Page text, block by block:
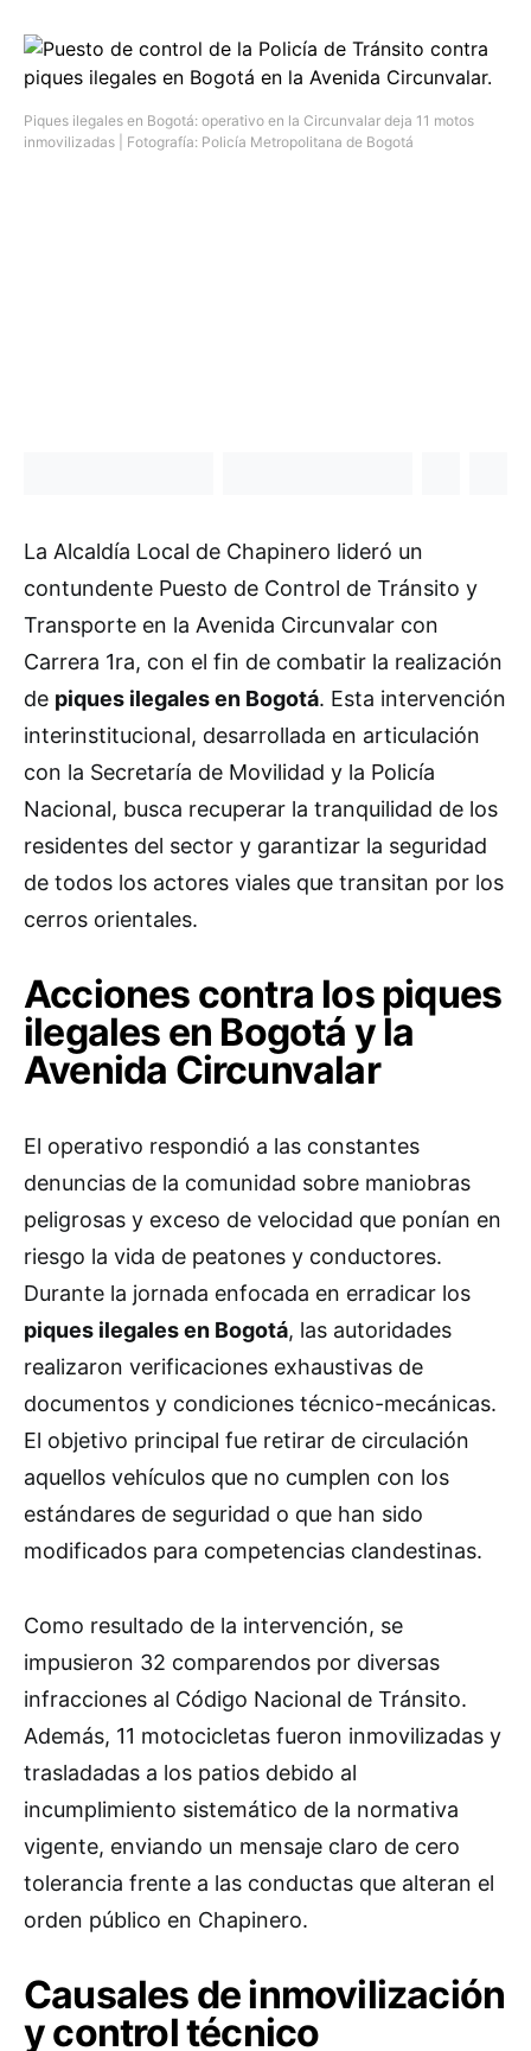
Piques ilegales en Bogotá: operativo en la Circunvalar deja 11 motos
inmovilizadas | Fotografía: Policía Metropolitana de Bogotá
La Alcaldía Local de Chapinero lideró un
contundente Puesto de Control de Tránsito y
Transporte en la Avenida Circunvalar con
Carrera 1ra, con el fin de combatir la realización
de piques ilegales en Bogotá. Esta intervención
interinstitucional, desarrollada en articulación
con la Secretaría de Movilidad y la Policía
Nacional, busca recuperar la tranquilidad de los
residentes del sector y garantizar la seguridad
de todos los actores viales que transitan por los
cerros orientales.
Acciones contra los piques
ilegales en Bogotá y la
Avenida Circunvalar
El operativo respondió a las constantes
denuncias de la comunidad sobre maniobras
peligrosas y exceso de velocidad que ponían en
riesgo la vida de peatones y conductores.
Durante la jornada enfocada en erradicar los
piques ilegales en Bogotá, las autoridades
realizaron verificaciones exhaustivas de
documentos y condiciones técnico-mecánicas.
El objetivo principal fue retirar de circulación
aquellos vehículos que no cumplen con los
estándares de seguridad o que han sido
modificados para competencias clandestinas.
Como resultado de la intervención, se
impusieron 32 comparendos por diversas
infracciones al Código Nacional de Tránsito.
Además, 11 motocicletas fueron inmovilizadas y
trasladadas a los patios debido al
incumplimiento sistemático de la normativa
vigente, enviando un mensaje claro de cero
tolerancia frente a las conductas que alteran el
orden público en Chapinero.
Causales de inmovilización
y control técnico